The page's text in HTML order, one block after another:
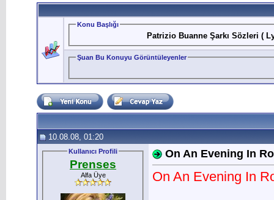
Konu Başlığı
Patrizio Buanne Şarkı Sözleri (
Şuan Bu Konuyu Görüntüleyenler
10.08.08, 01:20
Kullanıcı Profili
Prenses
Alfa Üye
On An Evening In
On An Evening In